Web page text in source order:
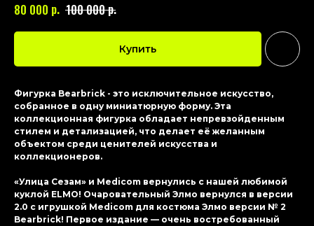
80 000 р. 100 000р.
Купить
Фигурка Bearbrick - это исключительное искусство,
собранное в одну миниатюрную форму. Эта
коллекционная фигурка обладает непревзойденным
стилем и детализацией, что делает её желанным
объектом среди ценителей искусства и
коллекционеров.
«Улица Сезам» и Medicom вернулись с нашей любимой
куклой ELMO! Очаровательный Элмо вернулся в версии
2.0 с игрушкой Medicom для костюма Элмо версии № 2
Bearbrick! Первое издание — очень востребованный